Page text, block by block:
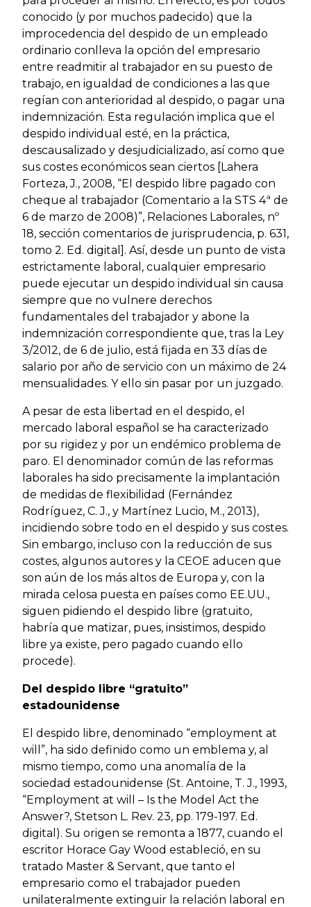
conocido (y por muchos padecido) que la
improcedencia del despido de un empleado
ordinario conlleva la opción del empresario
entre readmitir al trabajador en su puesto de
trabajo, en igualdad de condiciones a las que
regían con anterioridad al despido, o pagar una
indemnización. Esta regulación implica que el
despido individual esté, en la práctica,
descausalizado y desjudicializado, así como que
sus costes económicos sean ciertos [Lahera
Forteza, J., 2008, “El despido libre pagado con
cheque al trabajador (Comentario a la STS 4ª de
6 de marzo de 2008)”, Relaciones Laborales, nº
18, sección comentarios de jurisprudencia, p. 631,
tomo 2. Ed. digital]. Así, desde un punto de vista
estrictamente laboral, cualquier empresario
puede ejecutar un despido individual sin causa
siempre que no vulnere derechos
fundamentales del trabajador y abone la
indemnización correspondiente que, tras la Ley
3/2012, de 6 de julio, está fijada en 33 días de
salario por año de servicio con un máximo de 24
mensualidades. Y ello sin pasar por un juzgado.
A pesar de esta libertad en el despido, el
mercado laboral español se ha caracterizado
por su rigidez y por un endémico problema de
paro. El denominador común de las reformas
laborales ha sido precisamente la implantación
de medidas de flexibilidad (Fernández
Rodríguez, C. J., y Martínez Lucio, M., 2013),
incidiendo sobre todo en el despido y sus costes.
Sin embargo, incluso con la reducción de sus
costes, algunos autores y la CEOE aducen que
son aún de los más altos de Europa y, con la
mirada celosa puesta en países como EE.UU.,
siguen pidiendo el despido libre (gratuito,
habría que matizar, pues, insistimos, despido
libre ya existe, pero pagado cuando ello
procede).
Del despido libre “gratuito”
estadounidense
El despido libre, denominado “employment at
will”, ha sido definido como un emblema y, al
mismo tiempo, como una anomalía de la
sociedad estadounidense (St. Antoine, T. J., 1993,
“Employment at will – Is the Model Act the
Answer?, Stetson L. Rev. 23, pp. 179-197. Ed.
digital). Su origen se remonta a 1877, cuando el
escritor Horace Gay Wood estableció, en su
tratado Master & Servant, que tanto el
empresario como el trabajador pueden
unilateralmente extinguir la relación laboral en